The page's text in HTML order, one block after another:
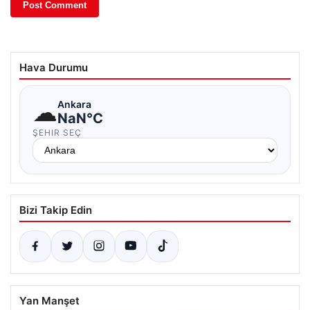
Hava Durumu
☁Ankara
NaN°C
ŞEHIR SEÇ
Bizi Takip Edin
Yan Manşet